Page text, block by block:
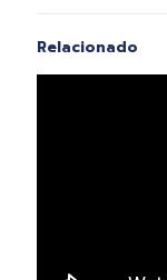
Relacionado